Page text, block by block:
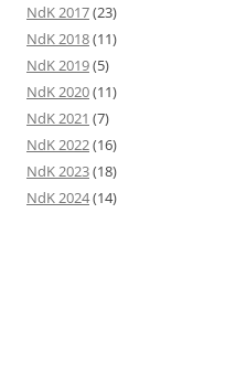
NdK 2017(23)
NdK 2018(11)
NdK 2019(5)
NdK 2020(11)
NdK 2021 (7)
NdK 2022(16)
NdK 2023(18)
NdK 2024(14)